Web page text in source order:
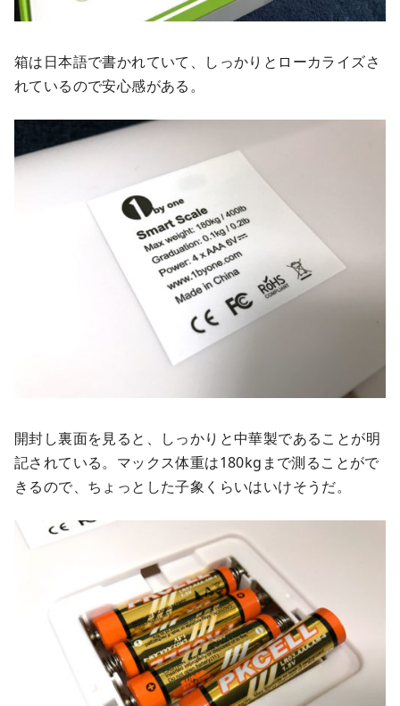
箱は日本語で書かれていて、しっかりとローカライズさ
れているので安心感がある。
開封し裏面を見ると、しっかりと中華製であることが明
記されている。マックス体重は180kgまで測ることがで
きるので、ちょっとした子象くらいはいけそうだ。